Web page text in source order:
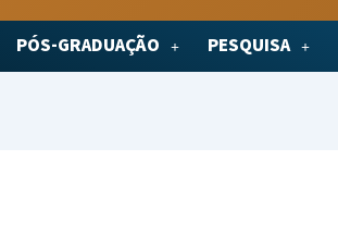
PÓS-GRADUAÇÃO PESQUISA